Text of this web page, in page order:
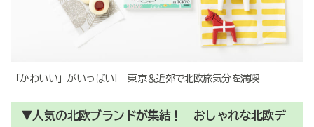
「かわいい」がいっぱい! 東京＆近郊で北欧旅気分を満喫
▼人気の北欧ブランドが集結！ おしゃれな北欧デ